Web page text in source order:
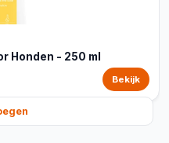
Honden - 250 ml
Bekijk